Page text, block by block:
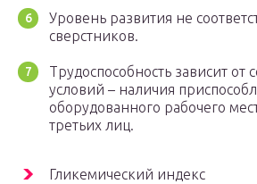
Уровень развития не
сверстников.
Трудоспособность зависит от
условий – наличия
оборудованного рабочего
третьих лиц.
Гликемический индекс